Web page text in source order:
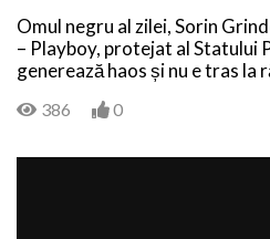
Omul negru al zilei, Sorin
– Playboy, protejat al Statului
generează haos și nu e tras la
386 0